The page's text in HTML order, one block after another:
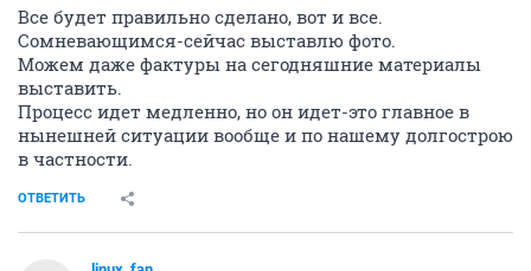
Все будет правильно сделано, вот и все.
Сомневающимся-сейчас выставлю фото.
Можем даже фактуры на сегодняшние материалы
выставить.
Процесс идет медленно, но он идет-это главное в
нынешней ситуации вообще и по нашему долгострою
в частности.
ОТВЕТИТЬ